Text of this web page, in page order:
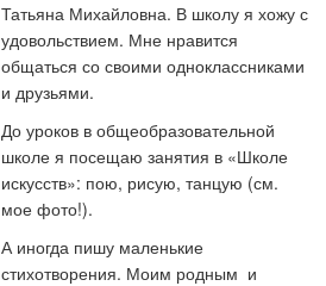
Татьяна Михайловна. В школу я хожу с
удовольствием. Мне нравится
общаться со своими одноклассниками
и друзьями.
До уроков в общеобразовательной
школе я посещаю занятия в «Школе
искусств»: пою, рисую, танцую (см.
мое фото!).
А иногда пишу маленькие
стихотворения. Моим родным и